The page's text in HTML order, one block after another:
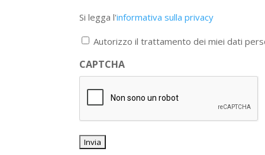
legga
l'informativa
privacy
*
Si legga l'informativa sulla privacy
Autorizzo il trattamento dei miei dati
CAPTCHA